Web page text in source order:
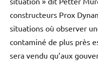
constructeurs Prox
situations où observer
contaminé de plus près
sera vendu qu’aux